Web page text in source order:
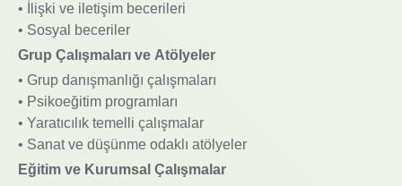
• İlişki ve iletişim becerileri
• Sosyal beceriler
Grup Çalışmaları ve Atölyeler
• Grup danışmanlığı çalışmaları
• Psikoeğitim programları
• Yaratıcılık temelli çalışmalar
• Sanat ve düşünme odaklı atölyeler
Eğitim ve Kurumsal Çalışmalar